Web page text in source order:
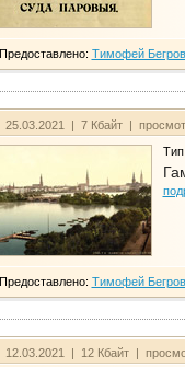
Предоставлено: Тимофей Бегров
25.03.2021 | 7 Кбайт |
Тип:
Предоставлено: Тимофей Бегров
12.03.2021 | 12 Кбайт |